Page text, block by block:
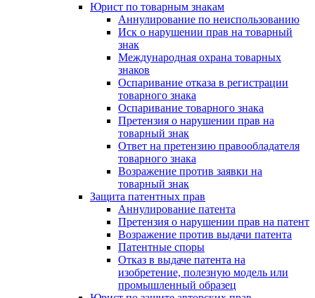
Юрист по товарным знакам
Аннулирование по неиспользованию
Иск о нарушении прав на товарный
знак
Международная охрана товарных
знаков
Оспаривание отказа в регистрации
товарного знака
Оспаривание товарного знака
Претензия о нарушении прав на
товарный знак
Ответ на претензию правообладателя
товарного знака
Возражение против заявки на
товарный знак
Защита патентных прав
Аннулирование патента
Претензия о нарушении прав на патент
Возражение против выдачи патента
Патентные споры
Отказ в выдаче патента на
изобретение, полезную модель или
промышленный образец